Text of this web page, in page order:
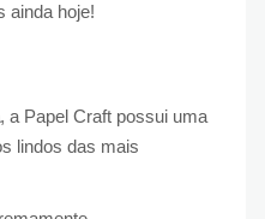
ainda hoje!
, a Papel Craft possui uma
lindos das mais